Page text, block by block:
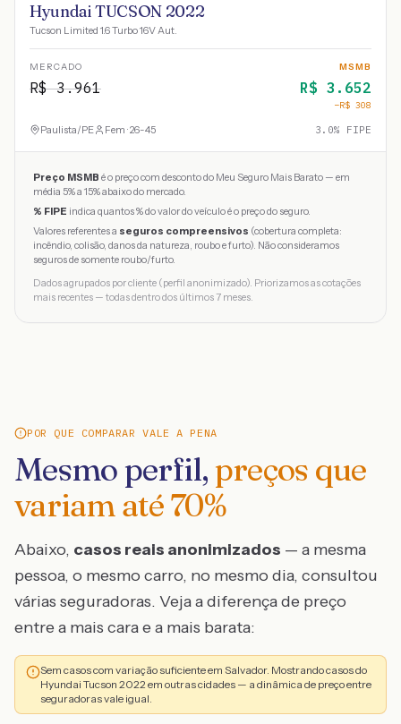
Hyundai TUCSON 2022
Tucson Limited 1.6 Turbo 16V Aut.
MERCADO
R$3.961
MSMB
R$ 3.652
−R$ 308
Paulista/PE Fem · 26-45 3.0% FIPE
Preço MSMB é o preço com desconto do Meu Seguro Mais Barato — em
média 5% a 15% abaixo do mercado.
% FIPE indica quantos % do valor do veículo é o preço do seguro.
Valores referentes a seguros compreensivos (cobertura completa:
incêndio, colisão, danos da natureza, roubo e furto). Não consideramos
seguros de somente roubo/furto.
Dados agrupados por cliente (perfil anonimizado). Priorizamos as cotações
mais recentes — todas dentro dos últimos 7 meses.
POR QUE COMPARAR VALE A PENA
Mesmo perfil, preços que
variam até70%
Abaixo, casos reais anonimizados — a mesma
pessoa, o mesmo carro, no mesmo dia, consultou
várias seguradoras. Veja a diferença de preço
entre a mais cara e a mais barata:
Sem casos com variação suficiente em Salvador. Mostrando casos do
Hyundai Tucson 2022 em outras cidades — a dinâmica de preço entre
seguradoras vale igual.